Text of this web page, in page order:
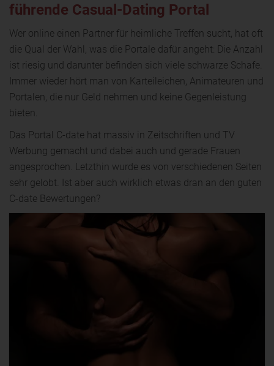
führende Casual-Dating Portal
Wer online einen Partner für heimliche Treffen sucht, hat oft
die Qual der Wahl, was die Portale dafür angeht: Die Anzahl
ist riesig und darunter befinden sich viele schwarze Schafe.
Immer wieder hört man von Karteileichen, Animateuren und
Portalen, die nur Geld nehmen und keine Gegenleistung
bieten.
Das Portal C-date hat massiv in Zeitschriften und TV
Werbung gemacht und dabei auch und gerade Frauen
angesprochen. Letzthin wurde es von verschiedenen Seiten
sehr gelobt. Ist aber auch wirklich etwas dran an den guten
C-date Bewertungen?